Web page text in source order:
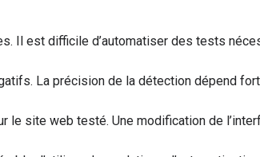
Il est difficile d’automatiser des tests
La précision de la détection dépend
site web testé. Une modification de